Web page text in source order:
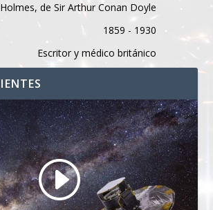
de Sir Arthur Conan Doyle
1859 - 1930
Escritor y médico británico